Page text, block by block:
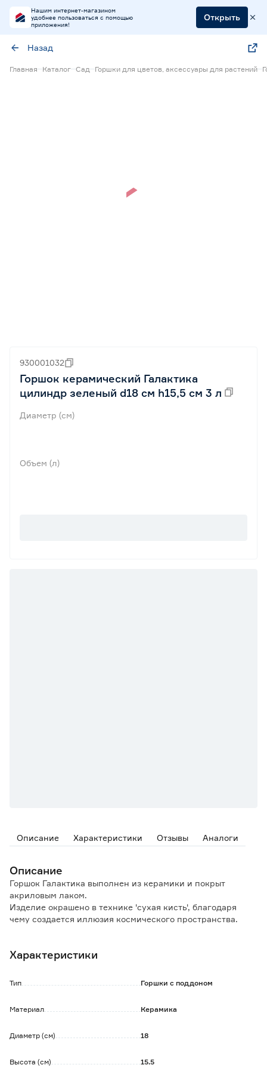
Нашим интернет-магазином
удобнее пользоваться с помощью
приложения!
Открыть
Назад
Главная Каталог Сад Горшки для цветов, аксессуары для растений
930001032
Горшок керамический Галактика
цилиндр зеленый d18 см h15,5 см 3 л
Диаметр (см)
Объем (л)
Описание Характеристики Отзывы Аналоги
Описание
Горшок Галактика выполнен из керамики и покрыт
акриловым лаком.
Изделие окрашено в технике 'сухая кисть', благодаря
чему создается иллюзия космического пространства.
Не рекомендуется использовать при низких
треснуть.
Характеристики
Тип Горшки с поддоном
Материал Керамика
Диаметр (см) 18
Высота (см) 15.5